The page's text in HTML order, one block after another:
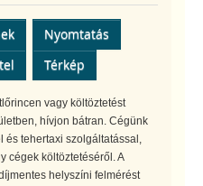
Nyomtatás
Térkép
vagy költöztetést
hívjon bátran. Cégünk
és tehertaxi szolgáltatással,
cégek költöztetéséről. A
helyszíni felmérést